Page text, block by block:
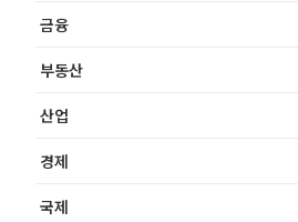
금융
부동산
산업
경제
국제